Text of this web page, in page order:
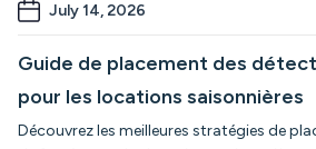
July 14, 2026
Guide de placement des
pour les locations saisonnières
Découvrez les meilleures stratégies de